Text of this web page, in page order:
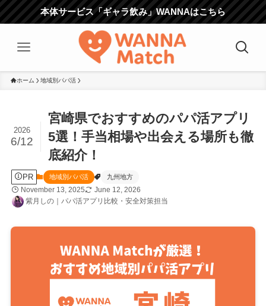
本体サービス「ギャラ飲み」WANNAはこちら
ホーム 地域別パパ活
宮崎県でおすすめのパパ活アプリ
5選！手当相場や出会える場所も徹
底紹介！
2026
6/12
PR 地域別パパ活 九州地方
November 13, 2025
June 12, 2026
紫月しの｜パパ活アプリ比較・安全対策担当